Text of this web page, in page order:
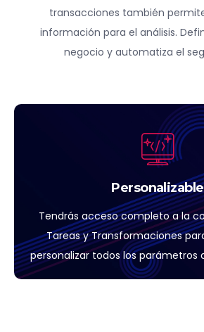
transacciones también
información para el análisis.
negocio y automatiza el
Personalizable
Tendrás acceso completo a la
Tareas y Transformaciones
personalizar todos los parámetros